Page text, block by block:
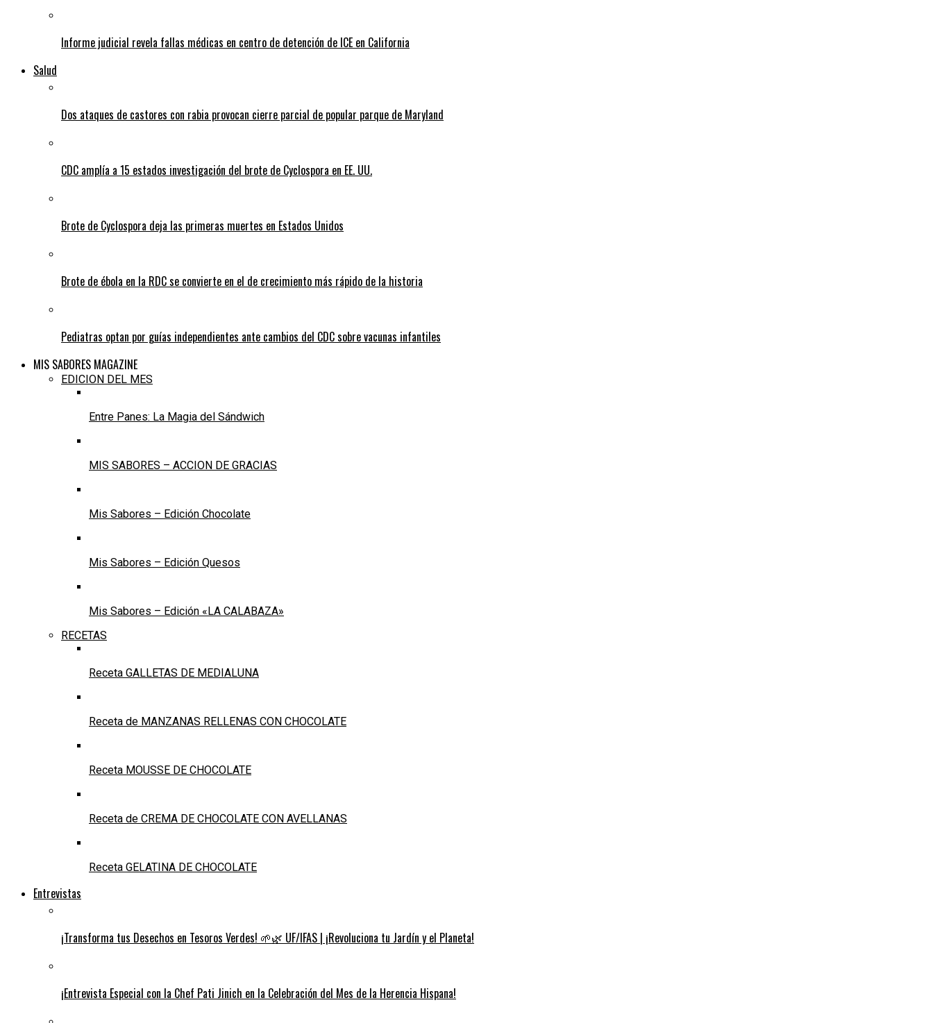
Informe judicial revela fallas médicas en centro de detención de ICE en California
Salud
Dos ataques de castores con rabia provocan cierre parcial de popular parque de Maryland
CDC amplía a 15 estados investigación del brote de Cyclospora en EE. UU.
Brote de Cyclospora deja las primeras muertes en Estados Unidos
Brote de ébola en la RDC se convierte en el de crecimiento más rápido de la historia
Pediatras optan por guías independientes ante cambios del CDC sobre vacunas infantiles
MIS SABORES MAGAZINE
EDICION DEL MES
Entre Panes: La Magia del Sándwich
MIS SABORES – ACCION DE GRACIAS
Mis Sabores – Edición Chocolate
Mis Sabores – Edición Quesos
Mis Sabores – Edición «LA CALABAZA»
RECETAS
Receta GALLETAS DE MEDIALUNA
Receta de MANZANAS RELLENAS CON CHOCOLATE
Receta MOUSSE DE CHOCOLATE
Receta de CREMA DE CHOCOLATE CON AVELLANAS
Receta GELATINA DE CHOCOLATE
Entrevistas
¡Transforma tus Desechos en Tesoros Verdes! 🌱🌿 UF/IFAS | ¡Revoluciona tu Jardín y el Planeta!
¡Entrevista Especial con la Chef Pati Jinich en la Celebración del Mes de la Herencia Hispana!